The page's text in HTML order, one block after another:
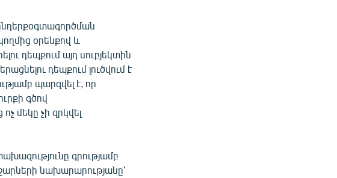
օրենքով և
դեպքում այդ սուբյեկտին
դեպքում լուծվում է
պարզվել է, որ
գծով
մեկը չի զրկվել
գրությամբ
նախարարությանը՝